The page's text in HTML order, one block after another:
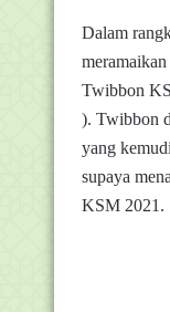
Dalam
Twibbon
). Twibbon
yang
supaya
KSM 2021.